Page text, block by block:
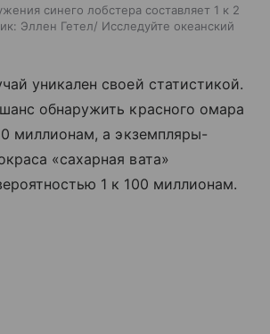
синего лобстера составляет 1 к 2
Эллен Гетел/ Исследуйте океанский
уникален своей статистикой.
обнаружить красного омара
миллионам, а экземпляры-
«сахарная вата»
1 к 100 миллионам.